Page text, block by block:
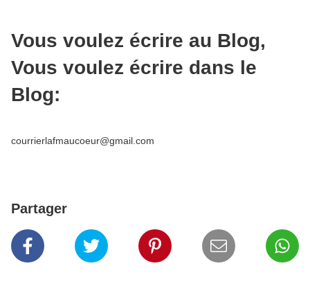
Vous voulez écrire au Blog,
Vous voulez écrire dans le
Blog:
courrierlafmaucoeur@gmail.com
Partager